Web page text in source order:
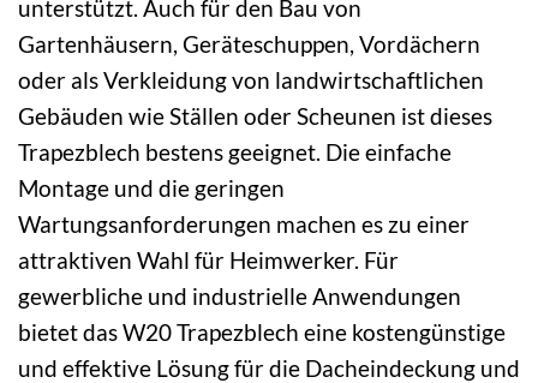
unterstützt. Auch für den Bau von
Gartenhäusern, Geräteschuppen, Vordächern
oder als Verkleidung von landwirtschaftlichen
Gebäuden wie Ställen oder Scheunen ist dieses
Trapezblech bestens geeignet. Die einfache
Montage und die geringen
Wartungsanforderungen machen es zu einer
attraktiven Wahl für Heimwerker. Für
gewerbliche und industrielle Anwendungen
bietet das W20 Trapezblech eine kostengünstige
und effektive Lösung für die Dacheindeckung und